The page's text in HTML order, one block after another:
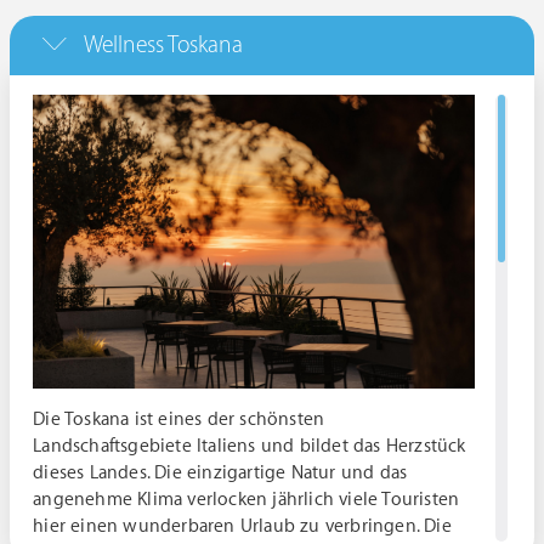
Wellness Toskana
Die Toskana ist eines der schönsten
Landschaftsgebiete Italiens und bildet das Herzstück
dieses Landes. Die einzigartige Natur und das
angenehme Klima verlocken jährlich viele Touristen
hier einen wunderbaren Urlaub zu verbringen. Die